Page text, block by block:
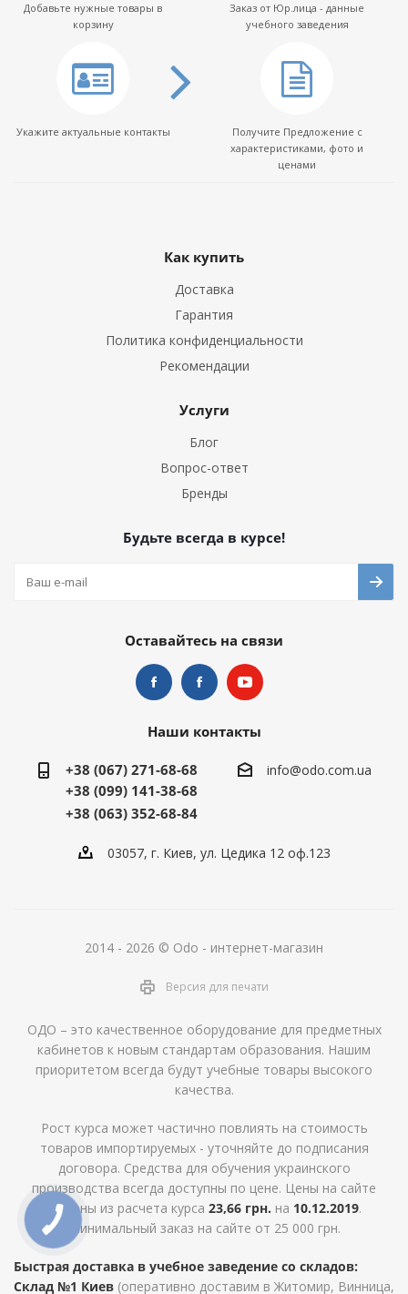
Добавьте нужные товары в
корзину
Заказ от Юр.лица - данные
учебного заведения
Укажите актуальные контакты
Получите Предложение с
характеристиками, фото и
ценами
Как купить
Доставка
Гарантия
Политика конфиденциальности
Рекомендации
Услуги
Блог
Вопрос-ответ
Бренды
Будьте всегда в курсе!
Оставайтесь на связи
Наши контакты
+38 (067) 271-68-68
+38 (099) 141-38-68
+38 (063) 352-68-84
info@odo.com.ua
03057, г. Киев, ул. Цедика 12 оф.123
2014 - 2026 © Odo - интернет-магазин
Версия для печати
ОДО – это качественное оборудование для предметных
кабинетов к новым стандартам образования. Нашим
приоритетом всегда будут учебные товары высокого
качества.
Рост курса может частично повлиять на стоимость
товаров импортируемых - уточняйте до подписания
договора. Средства для обучения украинского
производства всегда доступны по цене. Цены на сайте
указаны из расчета курса 23,66 грн. на 10.12.2019.
Минимальный заказ на сайте от 25 000 грн.
Быстрая доставка в учебное заведение со складов:
Склад №1 Киев (оперативно доставим в Житомир, Винница,